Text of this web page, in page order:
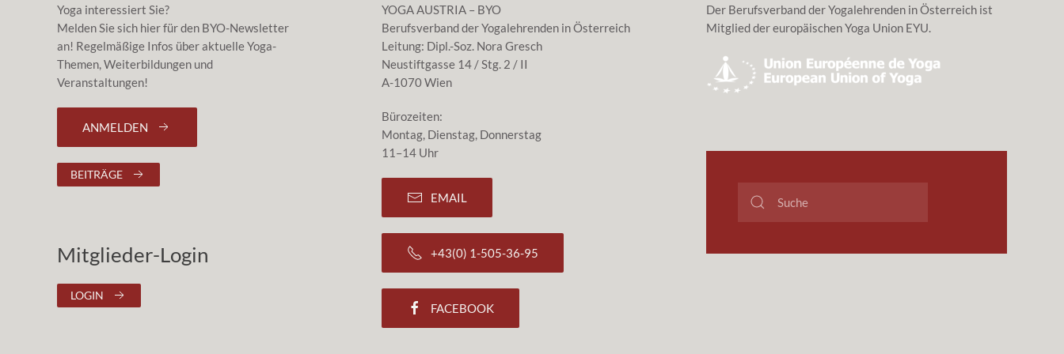
Yoga interessiert Sie?
Melden Sie sich hier für den BYO-Newsletter
an! Regelmäßige Infos über aktuelle Yoga-
Themen, Weiterbildungen und
Veranstaltungen!
ANMELDEN
BEITRÄGE
Mitglieder-Login
LOGIN
YOGA AUSTRIA – BYO
Berufsverband der Yogalehrenden in Österreich
Leitung: Dipl.-Soz. Nora Gresch
Neustiftgasse 14 / Stg. 2 / II
A-1070 Wien
Bürozeiten:
Montag, Dienstag, Donnerstag
11–14 Uhr
EMAIL
+43(0) 1-505-36-95
FACEBOOK
Der Berufsverband der Yogalehrenden in Österreich ist
Mitglied der europäischen Yoga Union EYU.